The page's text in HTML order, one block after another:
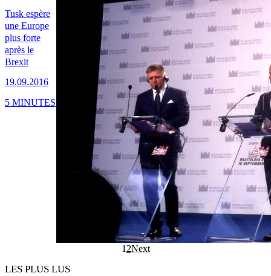
Tusk espère
une Europe
plus forte
après le
Brexit
19.09.2016
5 MINUTES
1 2Next
LES PLUS LUS